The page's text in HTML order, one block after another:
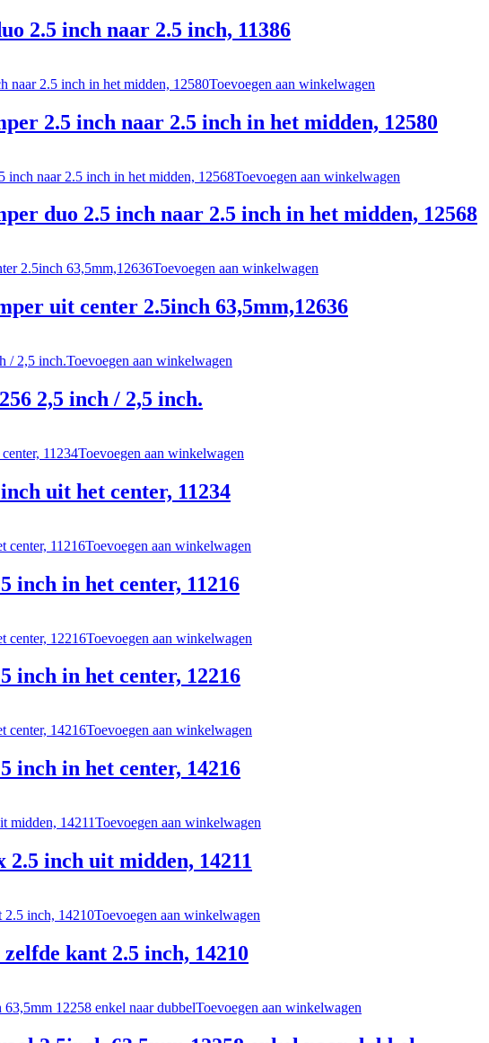
2.5 inch naar 2.5 inch, 11386
Toevoegen aan winkelwagen
2.5 inch naar 2.5 inch in het midden, 12580
Toevoegen aan winkelwagen
duo 2.5 inch naar 2.5 inch in het midden, 12568
Toevoegen aan winkelwagen
uit center 2.5inch 63,5mm,12636
Toevoegen aan winkelwagen
2,5 inch / 2,5 inch.
Toevoegen aan winkelwagen
uit het center, 11234
Toevoegen aan winkelwagen
inch in het center, 11216
Toevoegen aan winkelwagen
inch in het center, 12216
Toevoegen aan winkelwagen
inch in het center, 14216
Toevoegen aan winkelwagen
inch uit midden, 14211
Toevoegen aan winkelwagen
kant 2.5 inch, 14210
Toevoegen aan winkelwagen